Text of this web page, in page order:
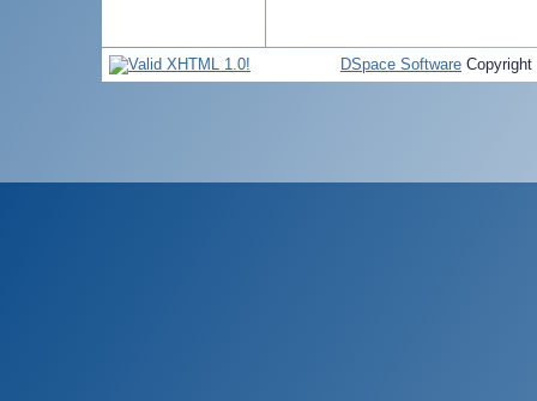
DSpace Software